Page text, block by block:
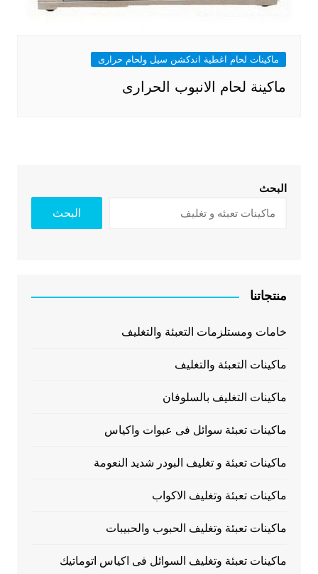
ماكينات لحام اغطية اندكشن سيل ولحام حرارى
ماكينة لحام الانبوب الحرارى
البحث
البحث
منتجاتنا
خامات ومستلزمات التعبئة والتغليف
ماكينات التعبئة والتغليف
ماكينات التغليف بالسلوفان
ماكينات تعبئة سوائل فى عبوات واكياس
ماكينات تعبئة و تغليف البودر شديد النعومة
ماكينات تعبئة وتغليف الاكواب
ماكينات تعبئة وتغليف الحبوب والحبيبات
ماكينات تعبئة وتغليف السوائل فى اكياس اتوماتيك